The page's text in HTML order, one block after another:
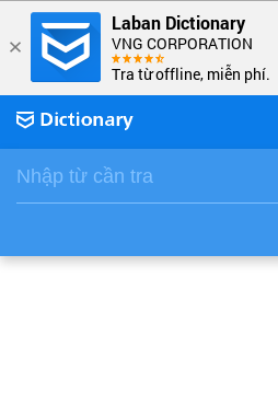
Laban Dictionary
VNG CORPORATION
Tra từ offline, miễn phí.